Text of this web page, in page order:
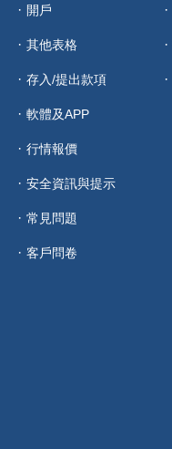
開戶
其他表格
存入/提出款項
軟體及APP
行情報價
安全資訊與提示
常見問題
客戶問卷